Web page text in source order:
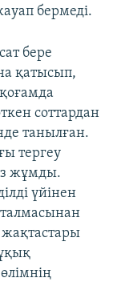
бермеді.
бере
қатысып,
соттардан
танылған.
тергеу
жұмды.
үйінен